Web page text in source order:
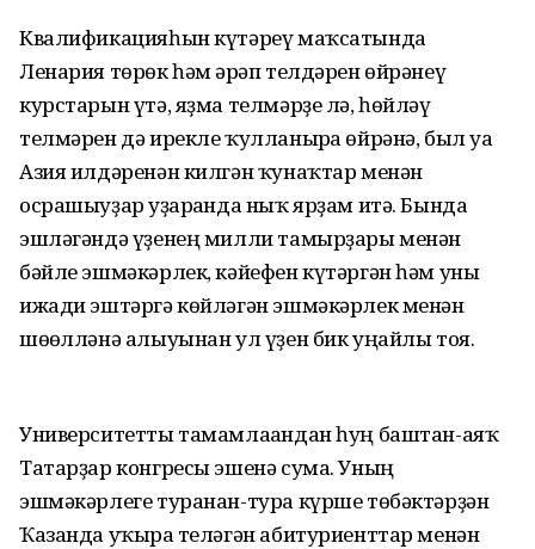
Квалификацияһын күтәреү маҡсатында
Ленария төрөк һәм ғәрәп телдәрен өйрәнеү
курстарын үтә, яҙма телмәрҙе лә, һөйләү
телмәрен дә ирекле ҡулланырға өйрәнә, был уға
Азия илдәренән килгән ҡунаҡтар менән
осрашыуҙар уҙғарғанда ныҡ ярҙам итә. Бында
эшләгәндә үҙенең милли тамырҙары менән
бәйле эшмәкәрлек, кәйефен күтәргән һәм уны
ижади эштәргә көйләгән эшмәкәрлек менән
шөғөлләнә алыуынан ул үҙен бик уңайлы тоя.
Университетты тамамлағандан һуң баштан-аяҡ
Татарҙар конгресы эшенә сума. Уның
эшмәкәрлеге туранан-тура күрше төбәктәрҙән
Ҡазанда уҡырға теләгән абитуриенттар менән